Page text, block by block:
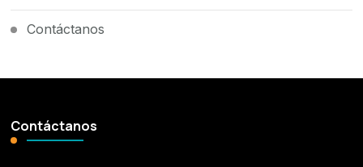
Contáctanos
Contáctanos